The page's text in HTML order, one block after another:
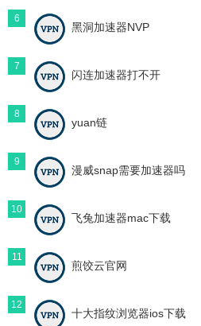
6
黑洞加速器NVP
7
闪连加速器打不开
8
yuan链
9
漫威snap需要加速器吗
10
飞兔加速器mac下载
11
煎饺云官网
12
十大指纹浏览器ios下载